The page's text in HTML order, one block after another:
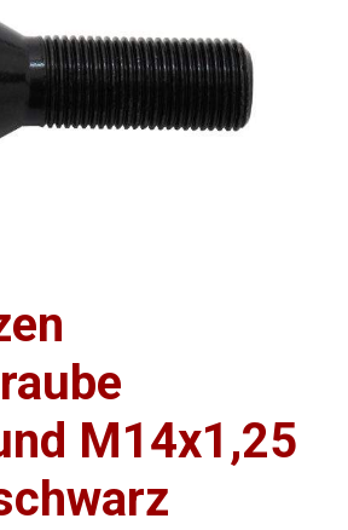
M14x1,25